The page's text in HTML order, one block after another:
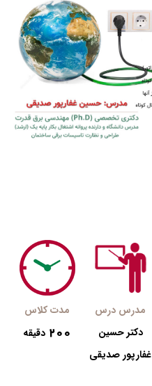
مدرس درس
دکتر حسین
غفارپور صدیقی
مدت کلاس
200 دقیقه